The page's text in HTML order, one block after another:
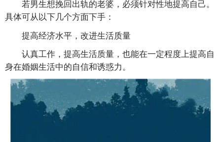
若男生想挽回出轨的老婆，必须针对性地提高自己。
具体可从以下几个方面下手：
提高经济水平，改进生活质量
认真工作，提高生活质量，也能在一定程度上提高自
身在婚姻生活中的自信和诱惑力。